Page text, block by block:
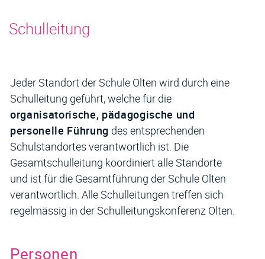
Schulleitung
Jeder Standort der Schule Olten wird durch eine
Schulleitung geführt, welche für die
organisatorische, pädagogische und
personelle Führung des entsprechenden
Schulstandortes verantwortlich ist. Die
Gesamtschulleitung koordiniert alle Standorte
und ist für die Gesamtführung der Schule Olten
verantwortlich. Alle Schulleitungen treffen sich
regelmässig in der Schulleitungskonferenz Olten.
Personen